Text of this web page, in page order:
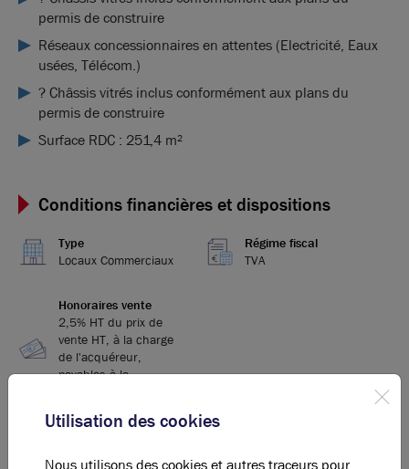
permis de construire
Réseaux concessionnaires en attentes (Electricité, Eaux
usées, Télécom.)
? Châssis vitrés inclus conformément aux plans du
permis de construire
Surface RDC : 251,4 m²
Conditions financières et dispositions
Type
Locaux Commerciaux
Régime fiscal
TVA
Honoraires vente
2,5% HT du prix de
vente HT, à la charge
de l'acquéreur,
payables à la
Utilisation des cookies
Nous utilisons des cookies et autres traceurs pour